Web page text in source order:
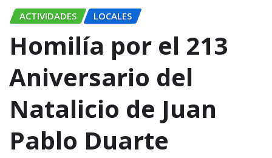
ACTIVIDADES LOCALES
Homilía por el 213
Aniversario del
Natalicio de Juan
Pablo Duarte